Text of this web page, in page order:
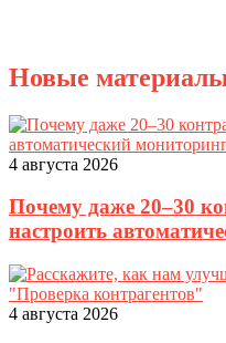
Новые
4 августа 2026
Почему даже 20–30
настроить
4 августа 2026